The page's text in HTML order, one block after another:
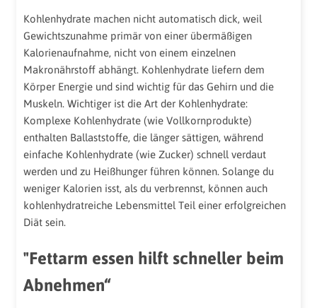
Kohlenhydrate machen nicht automatisch dick, weil
Gewichtszunahme primär von einer übermäßigen
Kalorienaufnahme, nicht von einem einzelnen
Makronährstoff abhängt. Kohlenhydrate liefern dem
Körper Energie und sind wichtig für das Gehirn und die
Muskeln. Wichtiger ist die Art der Kohlenhydrate:
Komplexe Kohlenhydrate (wie Vollkornprodukte)
enthalten Ballaststoffe, die länger sättigen, während
einfache Kohlenhydrate (wie Zucker) schnell verdaut
werden und zu Heißhunger führen können. Solange du
weniger Kalorien isst, als du verbrennst, können auch
kohlenhydratreiche Lebensmittel Teil einer erfolgreichen
Diät sein.
"Fettarm essen hilft schneller beim
Abnehmen“